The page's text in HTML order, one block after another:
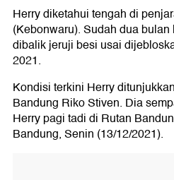
Herry diketahui tengah di
(Kebonwaru). Sudah dua
dibalik jeruji besi usai
2021.
Kondisi terkini Herry
Bandung Riko Stiven. Dia
Herry pagi tadi di Rutan
Bandung, Senin (13/12/2021).